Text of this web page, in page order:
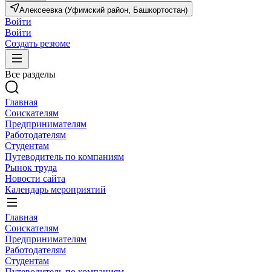
Алексеевка (Уфимский район, Башкортостан)
Войти
Войти
Создать резюме
Все разделы
Главная
Соискателям
Предпринимателям
Работодателям
Студентам
Путеводитель по компаниям
Рынок труда
Новости сайта
Календарь мероприятий
Главная
Соискателям
Предпринимателям
Работодателям
Студентам